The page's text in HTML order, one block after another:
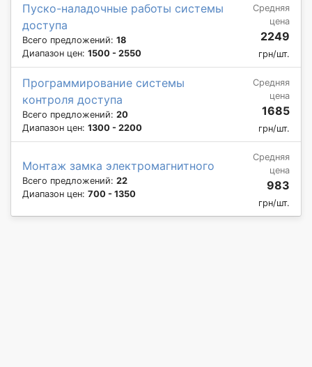
Пуско-наладочные работы системы
доступа
Всего предложений: 18
Диапазон цен: 1500 - 2550
Средняя
цена
2249
грн/шт.
Программирование системы
контроля доступа
Всего предложений: 20
Диапазон цен: 1300 - 2200
Средняя
цена
1685
грн/шт.
Монтаж замка электромагнитного
Всего предложений: 22
Диапазон цен: 700 - 1350
Средняя
цена
983
грн/шт.